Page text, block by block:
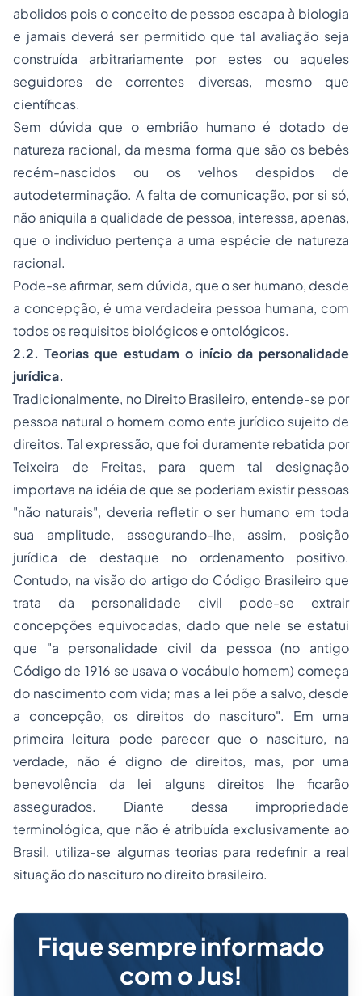
abolidos pois o conceito de pessoa escapa à biologia
e jamais deverá ser permitido que tal avaliação seja
construída arbitrariamente por estes ou aqueles
seguidores de correntes diversas, mesmo que
científicas.
Sem dúvida que o embrião humano é dotado de
natureza racional, da mesma forma que são os bebês
recém-nascidos ou os velhos despidos de
autodeterminação. A falta de comunicação, por si só,
não aniquila a qualidade de pessoa, interessa, apenas,
que o indivíduo pertença a uma espécie de natureza
racional.
Pode-se afirmar, sem dúvida, que o ser humano, desde
a concepção, é uma verdadeira pessoa humana, com
todos os requisitos biológicos e ontológicos.
2.2. Teorias que estudam o início da personalidade
jurídica.
Tradicionalmente, no Direito Brasileiro, entende-se por
pessoa natural o homem como ente jurídico sujeito de
direitos. Tal expressão, que foi duramente rebatida por
Teixeira de Freitas, para quem tal designação
importava na idéia de que se poderiam existir pessoas
"não naturais", deveria refletir o ser humano em toda
sua amplitude, assegurando-lhe, assim, posição
jurídica de destaque no ordenamento positivo.
Contudo, na visão do artigo do Código Brasileiro que
trata da personalidade civil pode-se extrair
concepções equivocadas, dado que nele se estatui
que "a personalidade civil da pessoa (no antigo
Código de 1916 se usava o vocábulo homem) começa
do nascimento com vida; mas a lei põe a salvo, desde
a concepção, os direitos do nascituro". Em uma
primeira leitura pode parecer que o nascituro, na
verdade, não é digno de direitos, mas, por uma
benevolência da lei alguns direitos lhe ficarão
assegurados. Diante dessa impropriedade
terminológica, que não é atribuída exclusivamente ao
Brasil, utiliza-se algumas teorias para redefinir a real
situação do nascituro no direito brasileiro.
Fique sempre informado
com o Jus!